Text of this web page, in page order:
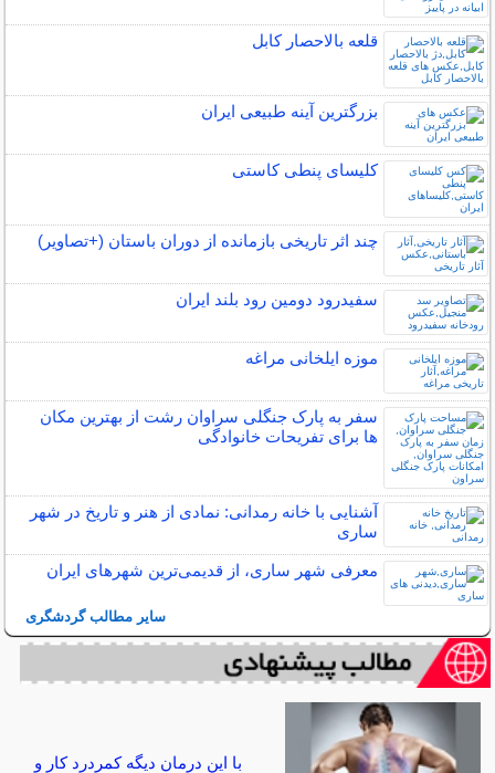
قلعه بالاحصار کابل
بزرگترین آینه طبیعی ایران
کلیسای پنطی کاستی
چند اثر تاریخی بازمانده از دوران باستان (+تصاویر)
سفیدرود دومین رود بلند ایران
موزه ایلخانی مراغه
سفر به پارک جنگلی سراوان رشت از بهترین مکان
ها برای تفریحات خانوادگی
آشنایی با خانه رمدانی: نمادی از هنر و تاریخ در شهر
ساری
معرفی شهر ساری، از قدیمی‌ترین شهرهای ایران
سایر مطالب گردشگری
با این درمان دیگه کمردرد کار و